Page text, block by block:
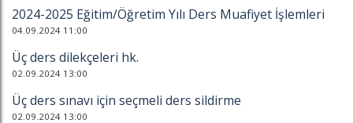
2024-2025 Eğitim/Öğretim Yılı Ders Muafiyet İşlemleri
04.09.2024 11:00
Üç ders dilekçeleri hk.
02.09.2024 13:00
Üç ders sınavı için seçmeli ders sildirme
02.09.2024 13:00